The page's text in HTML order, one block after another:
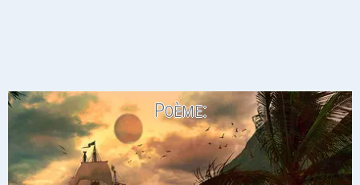
Poème: